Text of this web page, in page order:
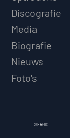
Discografie
Media
Biografie
Nieuws
Foto's
SERGIO